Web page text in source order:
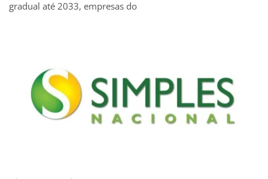
gradual até 2033, empresas do